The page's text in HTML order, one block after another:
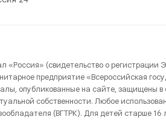
«Россия» (свидетельство о
предприятие «Всероссийская
опубликованные на сайте, защищены
собственности. Любое
(ВГТРК). Для детей старше 16